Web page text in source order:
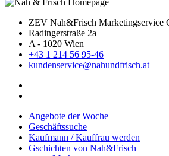
ZEV Nah&Frisch Marketingservice
Radingerstraße 2a
A - 1020 Wien
+43 1 214 56 95-46
kundenservice@nahundfrisch.at
Angebote der Woche
Geschäftssuche
Kaufmann / Kauffrau werden
Gschichten von Nah&Frisch